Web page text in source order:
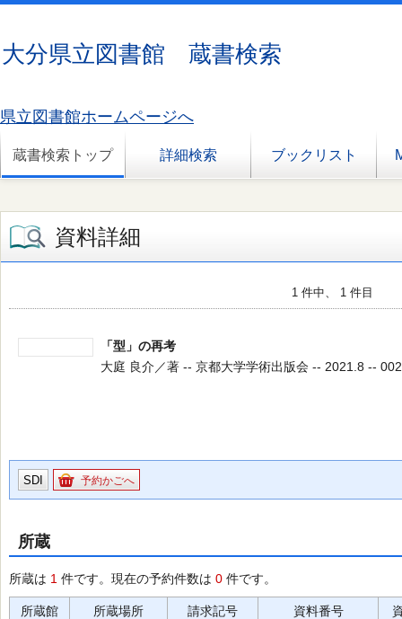
大分県立図書館 蔵書検索
県立図書館ホームページへ
蔵書検索トップ 詳細検索 ブックリスト
資料詳細
1 件中、 1 件目
「型」の再考
大庭 良介／著 -- 京都大学学術出版会 -- 2021.8 -- 002
SDI 予約かごへ
所蔵
所蔵は 1 件です。現在の予約件数は 0 件です。
所蔵館 所蔵場所 請求記号 資料番号